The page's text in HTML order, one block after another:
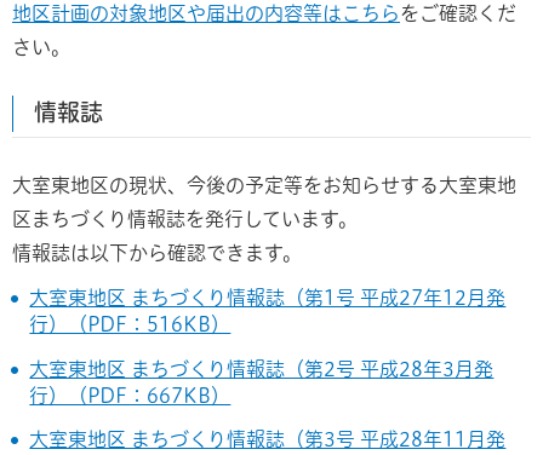
地区計画の対象地区や届出の内容等はこちらをご確認くだ
さい。
情報誌
大室東地区の現状、今後の予定等をお知らせする大室東地
区まちづくり情報誌を発行しています。
情報誌は以下から確認できます。
大室東地区 まちづくり情報誌（第1号 平成27年12月発
行）（PDF：516KB）
大室東地区 まちづくり情報誌（第2号 平成28年3月発
行）（PDF：667KB）
大室東地区 まちづくり情報誌（第3号 平成28年11月発